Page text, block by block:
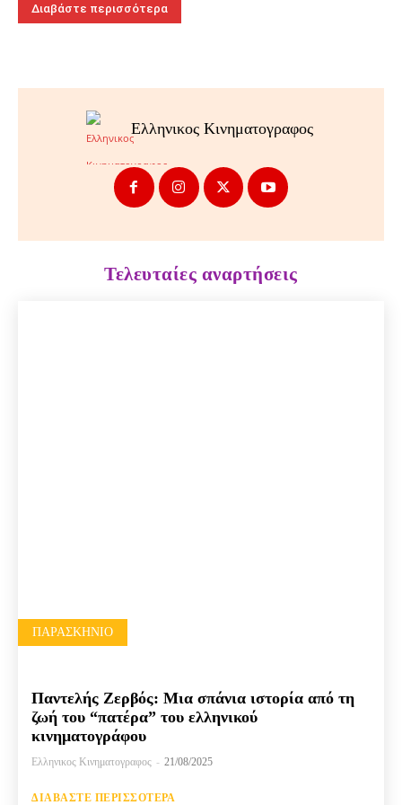
Διαβάστε περισσότερα
Ελληνικος Κινηματογραφος
Τελευταίες αναρτήσεις
ΠΑΡΑΣΚΉΝΙΟ
Παντελής Ζερβός: Μια σπάνια ιστορία από τη
ζωή του “πατέρα” του ελληνικού
κινηματογράφου
Ελληνικος Κινηματογραφος - 21/08/2025
ΔΙΑΒΆΣΤΕ ΠΕΡΙΣΣΌΤΕΡΑ